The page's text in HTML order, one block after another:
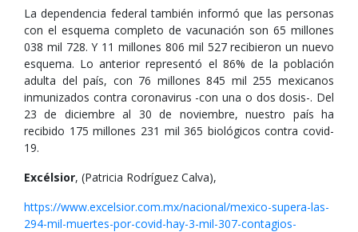
La dependencia federal también informó que las personas
con el esquema completo de vacunación son 65 millones
038 mil 728. Y 11 millones 806 mil 527 recibieron un nuevo
esquema. Lo anterior representó el 86% de la población
adulta del país, con 76 millones 845 mil 255 mexicanos
inmunizados contra coronavirus -con una o dos dosis-. Del
23 de diciembre al 30 de noviembre, nuestro país ha
recibido 175 millones 231 mil 365 biológicos contra covid-
19.
Excélsior, (Patricia Rodríguez Calva),
https://www.excelsior.com.mx/nacional/mexico-supera-las-
294-mil-muertes-por-covid-hay-3-mil-307-contagios-